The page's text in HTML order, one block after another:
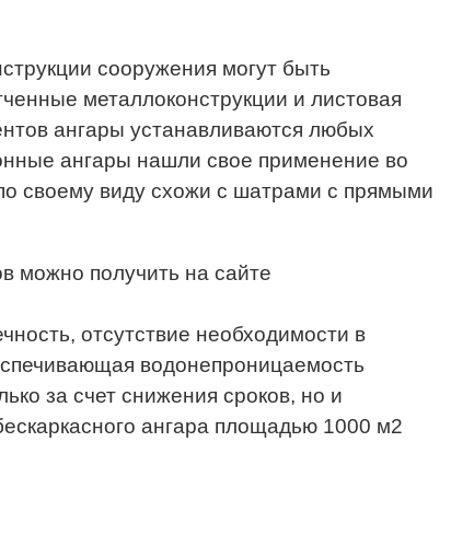
сооружения могут быть
металлоконструкции и листовая
ангары устанавливаются любых
ангары нашли свое применение во
своему виду схожи с шатрами с прямыми
можно получить на сайте
отсутствие необходимости в
водонепроницаемость
за счет снижения сроков, но и
ангара площадью 1000 м2